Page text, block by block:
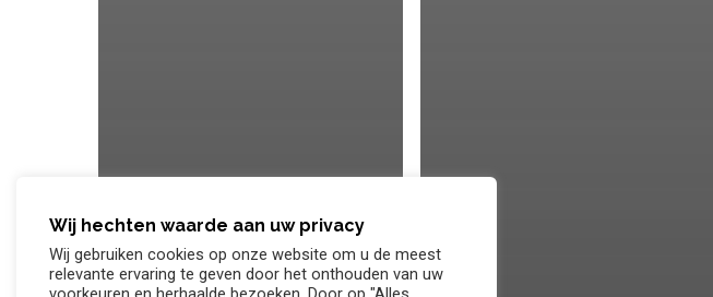
Wij hechten waarde aan uw privacy
Wij gebruiken cookies op onze website om u de meest
relevante ervaring te geven door het onthouden van uw